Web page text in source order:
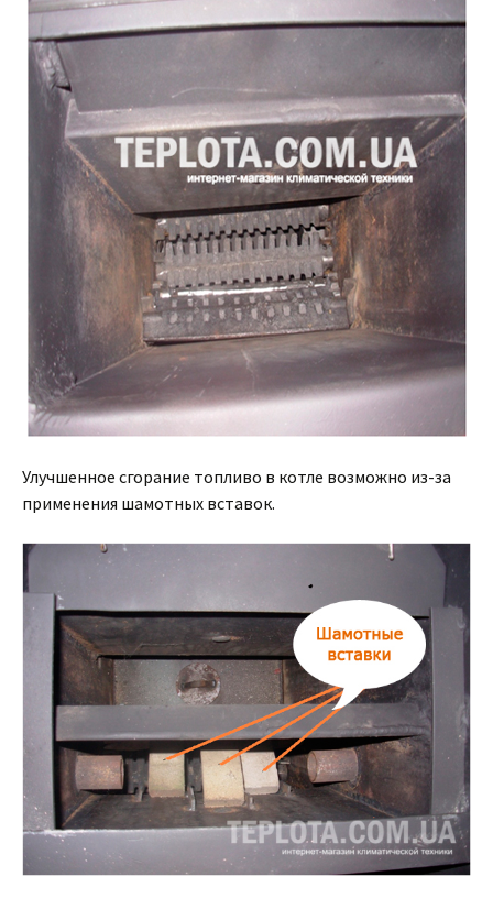
Улучшенное сгорание топливо в котле возможно из-за
применения шамотных вставок.